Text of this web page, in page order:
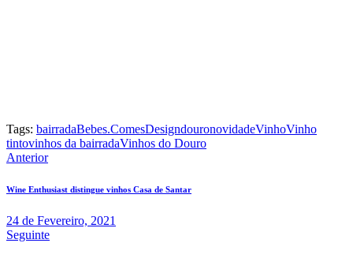
Tags: bairradaBebes.ComesDesigndouronovidadeVinhoVinho
tintovinhos da bairradaVinhos do Douro
Navegação
de
Anterior
Wine Enthusiast distingue vinhos Casa de Santar
24 de Fevereiro, 2021
Seguinte